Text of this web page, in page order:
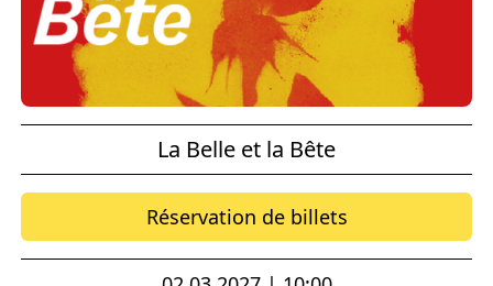
La Belle et la Bête
Réservation de billets